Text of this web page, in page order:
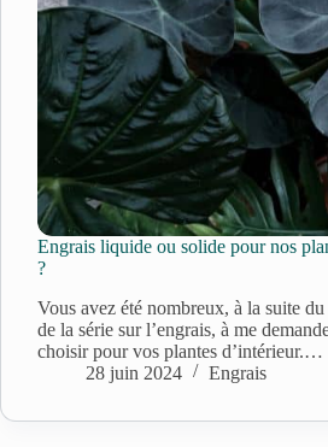
Engrais liquide ou solide pour nos
?
Vous avez été nombreux, à la suite
de la série sur l’engrais, à me
choisir pour vos plantes d’intérieur.…
28 juin 2024
Engrais